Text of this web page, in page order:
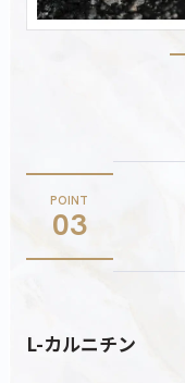
POINT
03
L-カルニチン